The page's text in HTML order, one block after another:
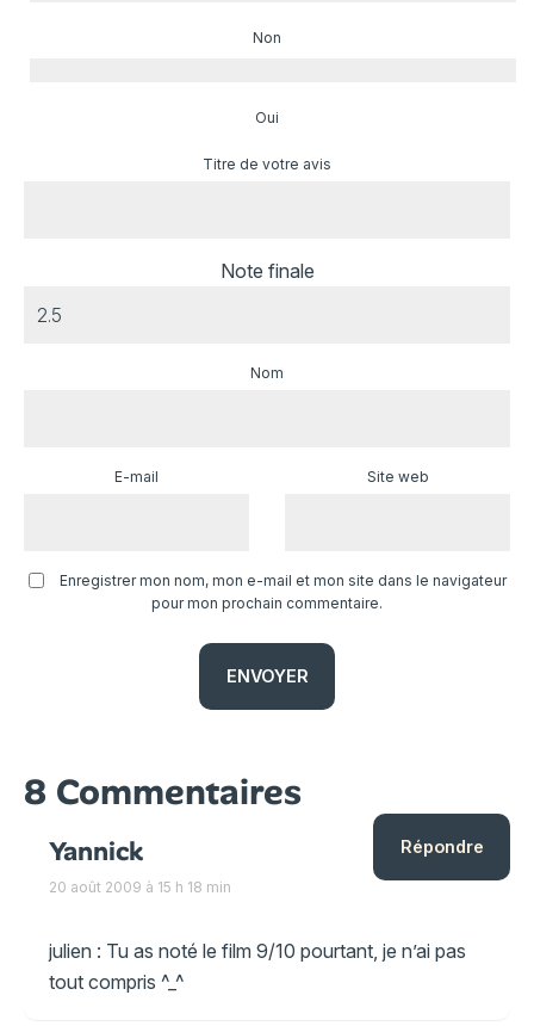
Non
Oui
Titre de votre avis
Note finale
Nom
E-mail Site web
Enregistrer mon nom, mon e-mail et mon site dans le navigateur
pour mon prochain commentaire.
8 Commentaires
Yannick
20 août 2009 à 15 h 18 min
julien : Tu as noté le film 9/10 pourtant, je n’ai pas
tout compris ^_^
Répondre